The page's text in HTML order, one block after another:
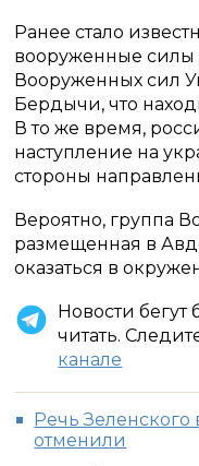
Ранее стало
вооруженные силы
Вооруженных сил
Бердычи, что
В то же время,
наступление на
стороны
Вероятно, группа
размещенная в
оказаться в
Новости бегут
читать.
канале
Речь
отменили